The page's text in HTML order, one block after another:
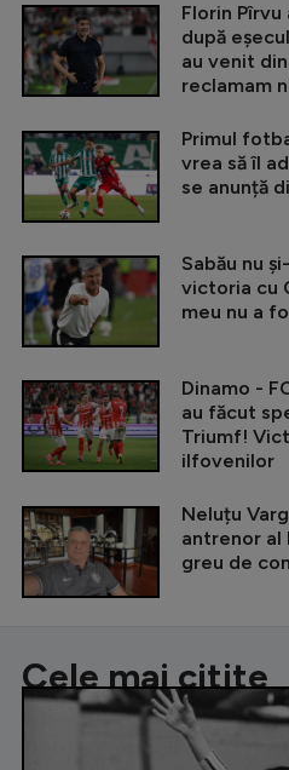
Florin
după
au venit
reclamam
Primul
vrea să îl
se anunță
Sabău nu
victoria cu
meu nu a
Dinamo -
au făcut
Triumf!
ilfovenilor
Neluțu
antrenor al
greu de
Cele mai citite